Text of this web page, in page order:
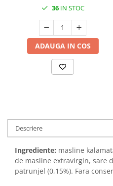
36IN STOC
ADAUGA IN COS
Descriere
Ingrediente: masline
de masline extravirgin, sare
patrunjel (0,15%). Fara